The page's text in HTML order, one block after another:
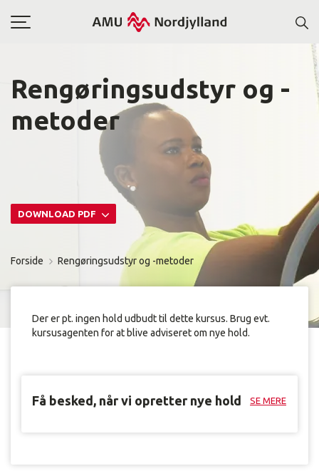
Toggle
Rengøringsudstyr og -
metoder
DOWNLOAD PDF
Forside Rengøringsudstyr og -metoder
Der er pt. ingen hold udbudt til dette kursus. Brug evt.
kursusagenten for at blive adviseret om nye hold.
Få besked, når vi opretter nye hold SE MERE